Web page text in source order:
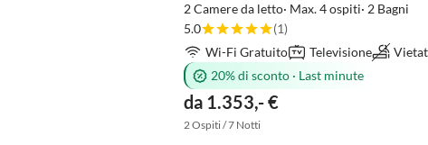
2 Camere da letto· Max. 4 ospiti· 2 Bagni
5.0
(1)
Wi-Fi Gratuito
Televisione
20% di sconto · Last minute
da 1.353,- €
2 Ospiti / 7 Notti